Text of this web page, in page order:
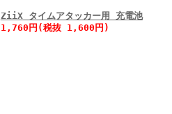
ZiiX タイムアタッカー用 充電池
1,760円(税抜 1,600円)